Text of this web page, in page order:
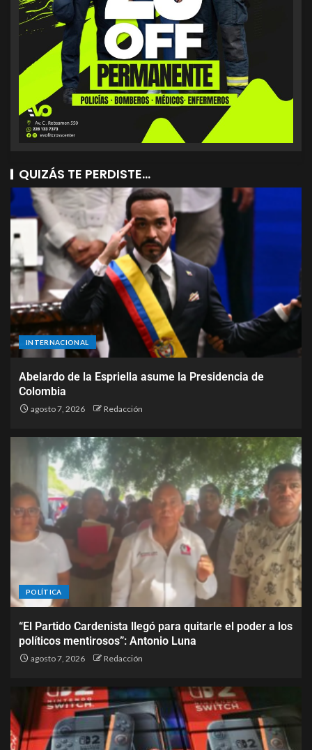
QUIZÁS TE PERDISTE...
INTERNACIONAL
Abelardo de la Espriella asume la Presidencia de
Colombia
agosto 7, 2026 Redacción
POLÍTICA
“El Partido Cardenista llegó para quitarle el poder a los
políticos mentirosos”: Antonio Luna
agosto 7, 2026 Redacción